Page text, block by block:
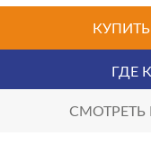
ГДЕ
СМОТРЕТЬ